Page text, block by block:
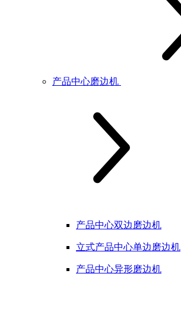
产品中心磨边机
产品中心双边磨边机
立式产品中心单边磨边机
产品中心异形磨边机